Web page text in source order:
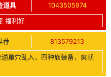
道具 1043505974
福利好
荐 813579213
巢穴乱入，四种族装备，爽就